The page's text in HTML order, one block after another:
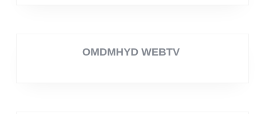
OMDMHYD WEBTV